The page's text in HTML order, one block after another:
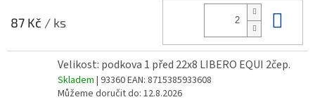
87 Kč / ks
Velikost: podkova 1 před 22x8 LIBERO EQUI 2čep.
Skladem | 93360EAN: 8715385933608
Můžeme doručit do: 12.8.2026